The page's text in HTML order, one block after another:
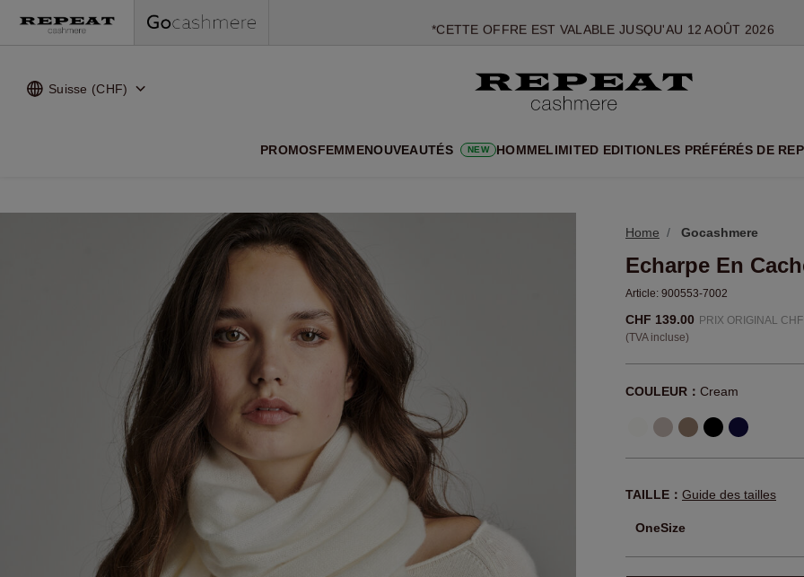
*CETTE OFFRE EST VALABLE JUSQU'AU 12 AOÛT 2026
*NON VALABLE SUR LIMITED EDITION
*EXCEPTIONS PEUVENT S'APPLIQUER
NOUVEAUTÉS EN CACHEMIRE
EXTRA 10% OFF SALE
Suisse (CHF)
PROMOSFEMMENOUVEAUTÉS NEW HOMMELIMITED EDITIONLES PRÉFÉRÉS DE
Home Gocashmere
Echarpe En
Article: 900553-7002
CHF 139.00 PRIX ORIGINAL
(TVA incluse)
COULEUR： Cream
TAILLE： Guide des tailles
OneSize